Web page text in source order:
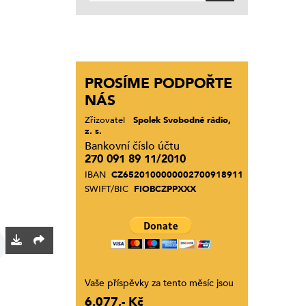
PROSÍME PODPOŘTE
NÁS
Zřizovatel
Spolek Svobodné rádio,
z. s.
Bankovní číslo účtu
270 091 89 11/2010
IBAN CZ6520100000002700918911
SWIFT/BIC FIOBCZPPXXX
Vaše příspěvky za tento měsíc jsou
6.077,- Kč